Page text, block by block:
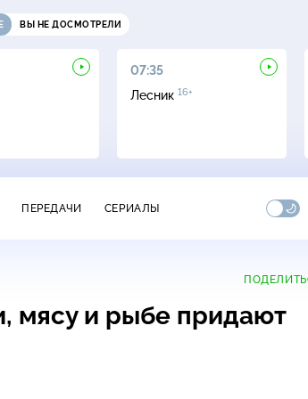
ВЫ НЕ ДОСМОТРЕЛИ
07:35
Лесник 16+
ПЕРЕДАЧИ СЕРИАЛЫ
мясу и рыбе придают